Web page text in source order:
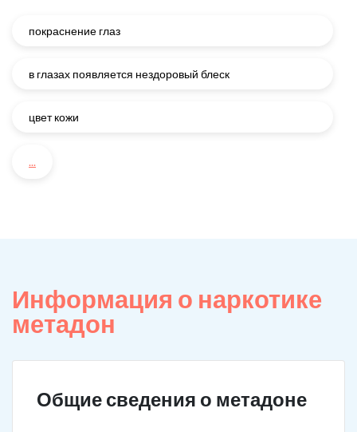
покраснение глаз
в глазах появляется нездоровый блеск
цвет кожи
...
Информация о наркотике
метадон
Общие сведения о метадоне